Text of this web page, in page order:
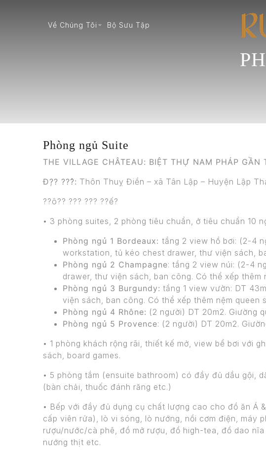
Về Chúng Tôi Bộ Sưu Tập
Phòng ngủ Suite
THE VILLAGE CHÂTEAU: BIỆT THỰ NAM PHÁP GẦN
Đ?̣? ???̉: Thôn Thuỵ Điền – xã Tân Lập – Huyện Lập
??ô?? ??? ??? ??ế?
• 3 phòng suites, 2 phòng tiêu chuẩn, ở tiêu chuẩn 10
Phòng ngủ 1 Bordeaux: tầng 2 view hồ bơi: (2-4
workstation, tủ kéo chest drawer, thư viện sách,
Phòng ngủ 2 Champagne: tầng 2 view núi: (2-4
drawer, thư viện sách, ban công. Có thể xếp thêm
Phòng ngủ 3 Burgundy: tầng 1 view vườn: DT
viện sách, ban công. Có thể xếp thêm nệm queen
Phòng ngủ 4 Rhône: (2 người) DT 20m2. Giường
Phòng ngủ 5 Provence: (2 người) DT 20m2.
• 1 phòng khách rộng rãi, thiết kế mở, view bể bơi với
sách, board games.
• 5 phòng tắm (ensuite bathroom) có đầy đủ dầu gội,
(bàn chải, thuốc đánh răng etc.)
• Bếp với đầy đủ dụng cụ chất lượng cao cho đồ ăn Á
cấp viên rửa), lò vi sóng, lò nướng, nồi cơm điện, máy
rượu/nước/cà phê, đồ mở rượu, đồ high-tea, đồ dao
nướng thịt etc.